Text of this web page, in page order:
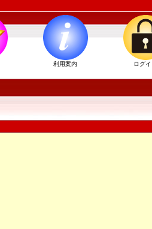
利用案内 ログイ